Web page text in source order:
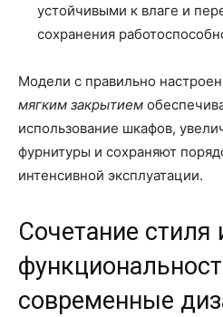
устойчивыми к влаге и
сохранения
Модели с правильно
мягким закрытием
использование шкафов,
фурнитуры и сохраняют
интенсивной эксплуатации.
Сочетание стиля
современные